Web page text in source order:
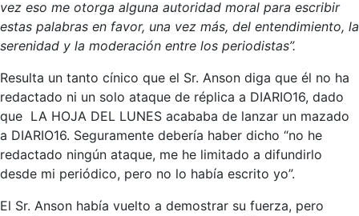
vez eso me otorga alguna autoridad moral para escribir
estas palabras en favor, una vez más, del entendimiento, la
serenidad y la moderación entre los periodistas”.
Resulta un tanto cínico que el Sr. Anson diga que él no ha
redactado ni un solo ataque de réplica a DIARIO16, dado
que LA HOJA DEL LUNES acababa de lanzar un mazado
a DIARIO16. Seguramente debería haber dicho “no he
redactado ningún ataque, me he limitado a difundirlo
desde mi periódico, pero no lo había escrito yo”.
El Sr. Anson había vuelto a demostrar su fuerza, pero